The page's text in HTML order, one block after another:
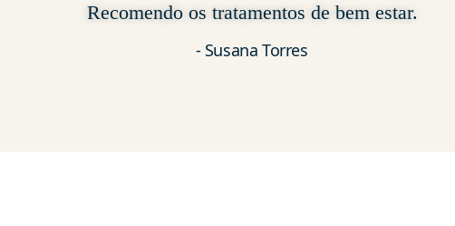
Recomendo os tratamentos de bem estar.
Susana Torres